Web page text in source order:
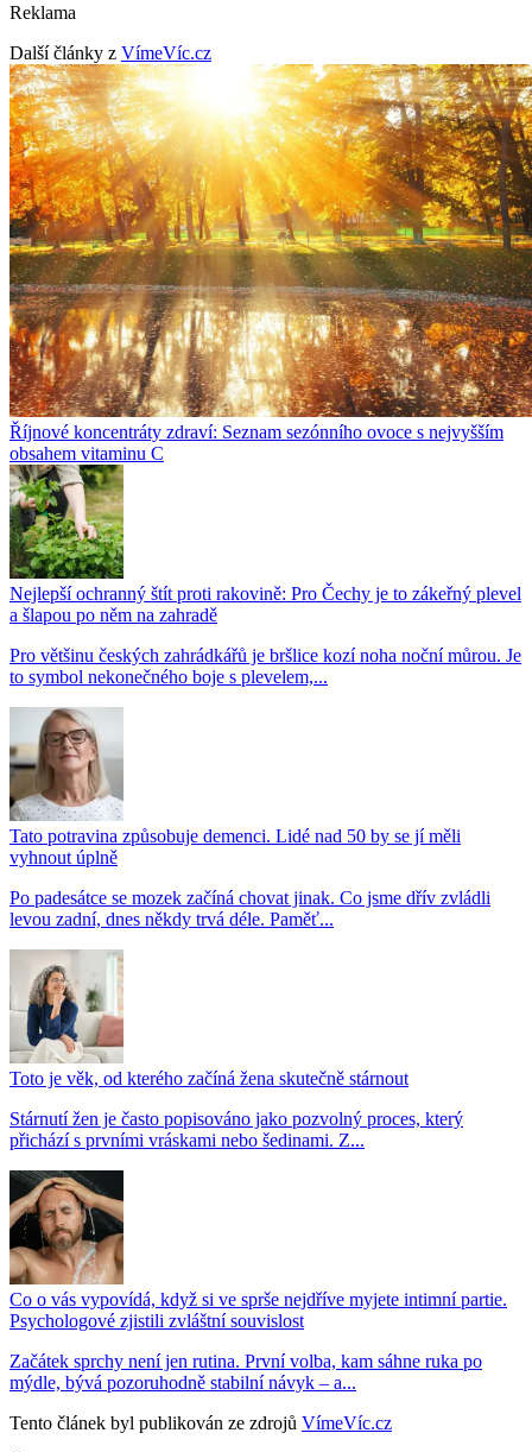
Reklama
Další články z VímeVíc.cz
Říjnové koncentráty zdraví: Seznam sezónního ovoce s nejvyšším
obsahem vitaminu C
Nejlepší ochranný štít proti rakovině: Pro Čechy je to zákeřný plevel
a šlapou po něm na zahradě
Pro většinu českých zahrádkářů je bršlice kozí noha noční můrou. Je
to symbol nekonečného boje s plevelem,...
Tato potravina způsobuje demenci. Lidé nad 50 by se jí měli
vyhnout úplně
Po padesátce se mozek začíná chovat jinak. Co jsme dřív zvládli
levou zadní, dnes někdy trvá déle. Paměť...
Toto je věk, od kterého začíná žena skutečně stárnout
Stárnutí žen je často popisováno jako pozvolný proces, který
přichází s prvními vráskami nebo šedinami. Z...
Co o vás vypovídá, když si ve sprše nejdříve myjete intimní partie.
Psychologové zjistili zvláštní souvislost
Začátek sprchy není jen rutina. První volba, kam sáhne ruka po
mýdle, bývá pozoruhodně stabilní návyk – a...
Tento článek byl publikován ze zdrojů VímeVíc.cz